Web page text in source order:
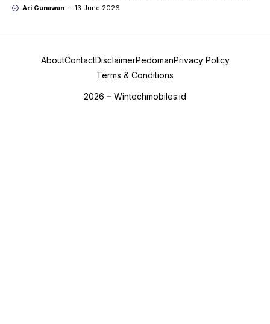
Ari Gunawan 13 June 2026
AboutContactDisclaimerPedomanPrivacy Policy
Terms & Conditions
2026 Wintechmobiles.id